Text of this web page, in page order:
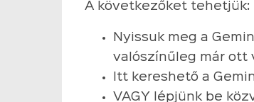
A következőket tehetjük:
Nyissuk meg a
valószínűleg már ott
Itt kereshető a
VAGY lépjünk be